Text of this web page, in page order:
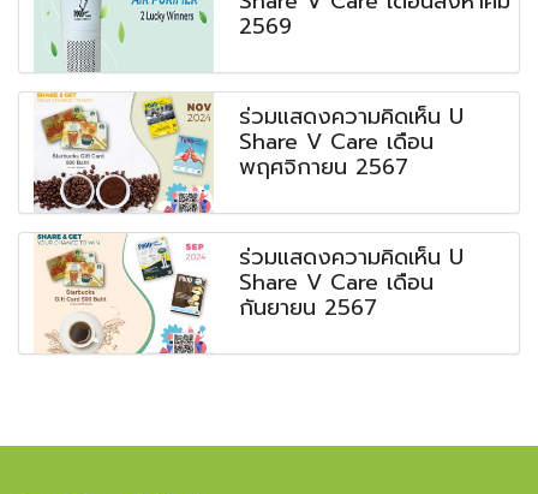
2569
ร่วมแสดงความคิดเห็น U
Share V Care เดือน
พฤศจิกายน 2567
ร่วมแสดงความคิดเห็น U
Share V Care เดือน
กันยายน 2567